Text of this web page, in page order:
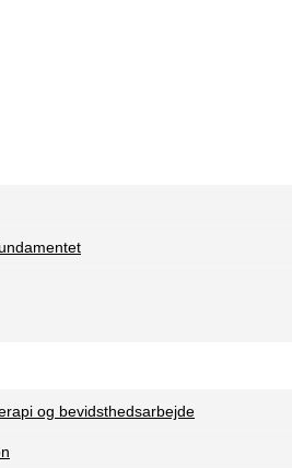
og bevidsthedsarbejde